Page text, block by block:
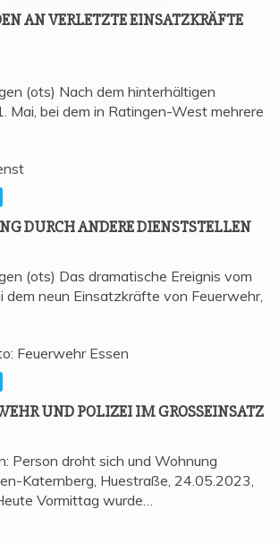
AN VER­LETZ­TE EIN­SATZ­KRÄF­TE
(ots) Nach dem hinterhältigen
Mai, bei dem in Ratingen-West mehrere
DURCH ANDE­RE DIENSTSTELLEN
(ots) Das dramatische Ereignis vom
dem neun Einsatzkräfte von Feuerwehr,
UND POLI­ZEI IM GROSSEINSATZ
Person droht sich und Wohnung
Katernberg, Huestraße, 24.05.2023,
Vormittag wurde…